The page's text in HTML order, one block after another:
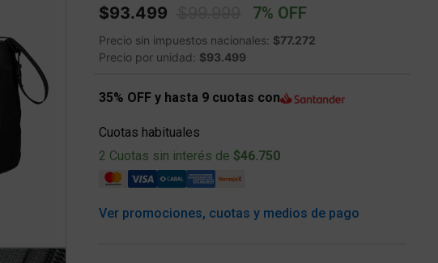
$93.499 Price reduced from
$99.999 7% OFF
Precio sin impuestos nacionales: $77.272
Precio por unidad: $93.499
35% OFF y hasta 9 cuotas con
Cuotas habituales
2 Cuotas sin interés de $46.750
Ver promociones, cuotas y medios de pago